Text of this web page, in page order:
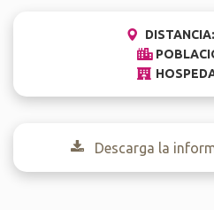
Descarga la